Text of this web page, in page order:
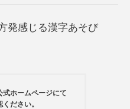
発感じる漢字あそび
式ホームページにて
ださい。